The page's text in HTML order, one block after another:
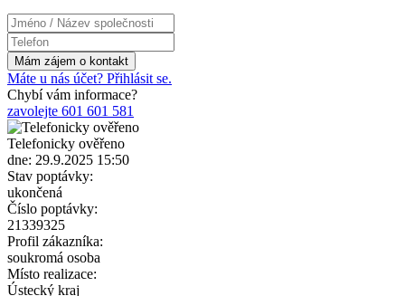
Máte u nás účet? Přihlásit se.
Chybí vám informace?
zavolejte 601 601 581
Telefonicky ověřeno
dne: 29.9.2025 15:50
Stav poptávky:
ukončená
Číslo poptávky:
21339325
Profil zákazníka:
soukromá osoba
Místo realizace:
Ústecký kraj